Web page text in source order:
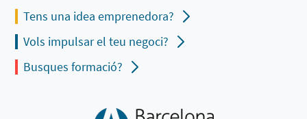
Tens una idea emprenedora?
Vols impulsar el teu negoci?
Busques formació?